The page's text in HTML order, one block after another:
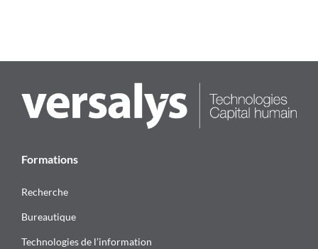
Formations
Recherche
Bureautique
Technologies de l’information